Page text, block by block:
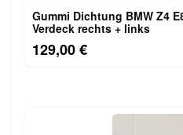
Gummi Dichtung BMW Z4
Verdeck rechts + links
129,00 €